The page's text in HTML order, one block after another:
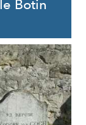
Botin